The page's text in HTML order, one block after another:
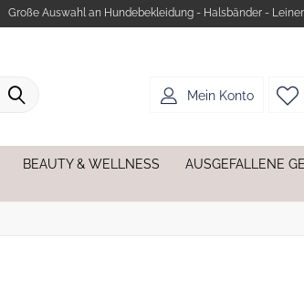
Große Auswahl an Hundebekleidung - Halsbänder -
Mein Konto
BEAUTY & WELLNESS AUSGEFALLENE